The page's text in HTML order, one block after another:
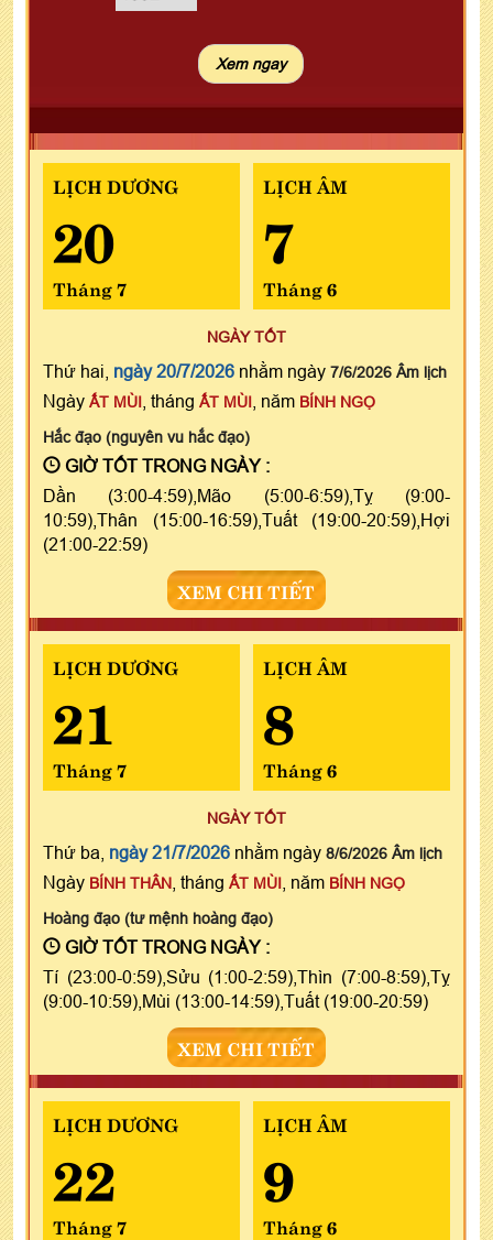
LỊCH DƯƠNG
20
Tháng 7
LỊCH ÂM
7
Tháng 6
NGÀY TỐT
Thứ hai, ngày 20/7/2026 nhằm ngày 7/6/2026 Âm lịch
Ngày ẤT MÙI , tháng ẤT MÙI , năm BÍNH NGỌ
Hắc đạo (nguyên vu hắc đạo)
GIỜ TỐT TRONG NGÀY :
Dần (3:00-4:59),Mão (5:00-6:59),Tỵ (9:00-
10:59),Thân (15:00-16:59),Tuất (19:00-20:59),Hợi
(21:00-22:59)
XEM CHI TIẾT
LỊCH DƯƠNG
21
Tháng 7
LỊCH ÂM
8
Tháng 6
NGÀY TỐT
Thứ ba, ngày 21/7/2026 nhằm ngày 8/6/2026 Âm lịch
Ngày BÍNH THÂN , tháng ẤT MÙI , năm BÍNH NGỌ
Hoàng đạo (tư mệnh hoàng đạo)
GIỜ TỐT TRONG NGÀY :
Tí (23:00-0:59),Sửu (1:00-2:59),Thìn (7:00-8:59),Tỵ
(9:00-10:59),Mùi (13:00-14:59),Tuất (19:00-20:59)
XEM CHI TIẾT
LỊCH DƯƠNG
22
Tháng 7
LỊCH ÂM
9
Tháng 6